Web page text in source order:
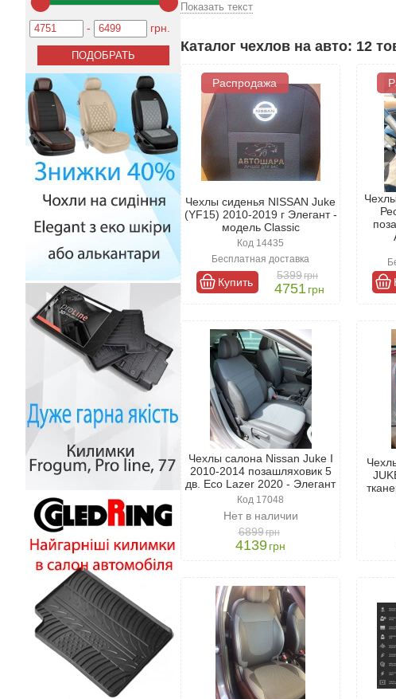
- грн.
Чехлы для Ниссан Жук 2010-2018
возможность пропускать влагу к
Мы также предлагаем чехлы из
долго, но имеют более высокую цену.
легко очищается от любых пятен.
Показать текст
Каталог чехлов на авто: 12
Распродажа
Чехлы сиденья NISSAN Juke
(YF15) 2010-2019 г Элегант -
модель Classic
Код 14435
Бесплатная доставка
Купить
5399грн
4751 грн
Чехлы салона Nissan Juke I
2010-2014 позашляховик 5
дв. Eco Lazer 2020 - Элегант
Код 17048
Нет в наличии
6899грн
4139грн